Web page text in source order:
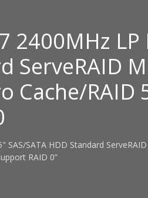
2400MHz LP
ServeRAID
Cache/RAID
SATA HDD Standard
RAID 0”